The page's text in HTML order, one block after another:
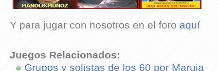
Y para jugar con nosotros en el foro aquí
Juegos Relacionados:
Grupos y solistas de los 60 por Maruja